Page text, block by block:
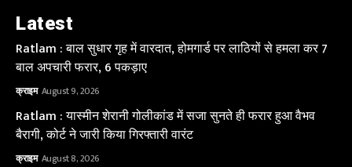
Latest
Ratlam : बाल सुधार गृह में वारदात, होमगार्ड पर लाठियों से हमला कर 7
बाल अपचारी फरार, 6 पकड़ाए
क्राइम August 9, 2026
Ratlam : यास्मीन शेरानी गोलीकांड में सजा सुनते ही फरार हुआ वैभव
बैरागी, कोर्ट ने जारी किया गिरफ्तारी वारंट
क्राइम August 8, 2026